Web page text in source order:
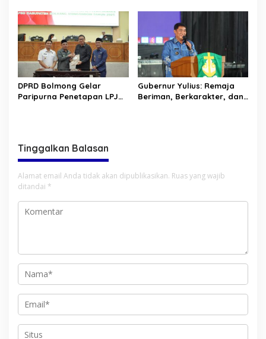
Golda Pinontoan
DPRD Bolmong Gelar
Paripurna Penetapan LPJ
Gubernur Yulius: Remaja
Beriman, Berkarakter, dan
Tinggalkan Balasan
Alamat email Anda tidak akan dipublikasikan. Ruas yang wajib
ditandai *